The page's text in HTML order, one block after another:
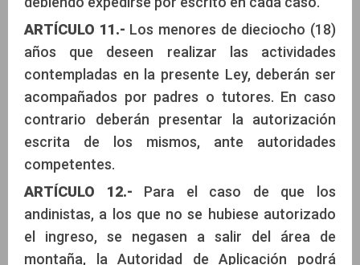
ARTÍCULO 11.- Los menores de dieciocho (18)
años que deseen realizar las actividades
contempladas en la presente Ley, deberán ser
acompañados por padres o tutores. En caso
contrario deberán presentar la autorización
escrita de los mismos, ante autoridades
competentes.
ARTÍCULO 12.- Para el caso de que los
andinistas, a los que no se hubiese autorizado
el ingreso, se negasen a salir del área de
montaña, la Autoridad de Aplicación podrá